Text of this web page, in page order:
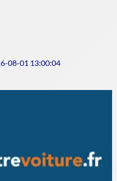
08-01 13:00:04